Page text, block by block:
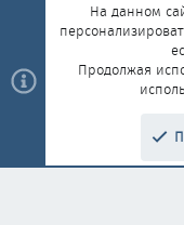
Обратная связь
Политика
add-ons by ThemeHouse
На данном
Продолжая